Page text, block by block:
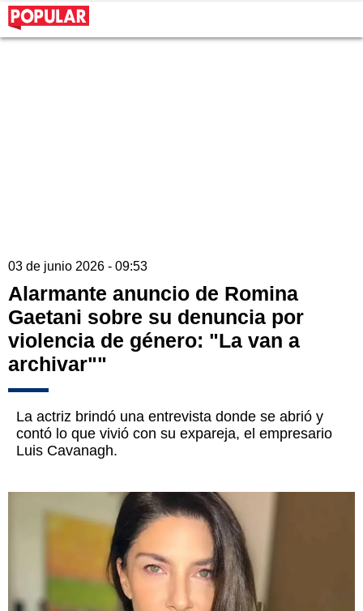
03 de junio 2026 - 09:53
Alarmante anuncio de Romina
Gaetani sobre su denuncia por
violencia de género: "La van a
archivar""
La actriz brindó una entrevista donde se abrió y
contó lo que vivió con su expareja, el empresario
Luis Cavanagh.